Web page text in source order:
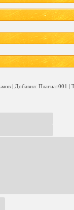
| Добавил: Плагиат001 |